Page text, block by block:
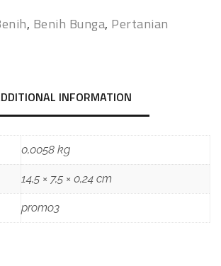
, Benih Bunga, Pertanian
INFORMATION
0,0058 kg
14,5 × 7,5 × 0,24 cm
promo3